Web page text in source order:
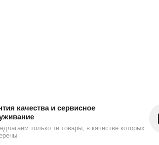
качества и сервисное
только те товары, в качестве которых